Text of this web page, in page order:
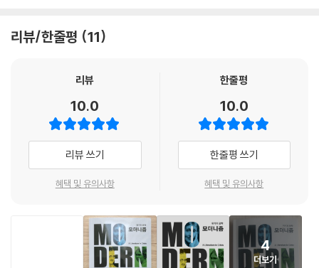
전통적 이성은 자발성을 억눌러 왔다. 이제는 악마적, 디오니소스적, 신비
현대 생활의 속도와 덧없음을 고려할 때, 사람들은 세계의 파편들이 사방
에서 쏟아져 내리지만, 그 파편들이 심층 의식 속에 쌓이지 않으면서 진정
한 경험 능력을 잃을 위험에 처해 있다. 이 능력이 사라지면, 전통적 의미의
예술가는 미래가 없다. 경험의 죽음은 예술의 종말을 예고한다.
나는 무엇에 대해서도 일관되게 생각하거나 말할 수 있는 능력을 완전히
잃어버렸다. 오히려 어떤 의견을 표현하기 위해 혀가 당연히 불러내야 하
- 존 샤드 (랭커스터대 교수)
리뷰/한줄평 11
리뷰
10.0
리뷰 쓰기
혜택 및 유의사항
한줄평
10.0
한줄평 쓰기
혜택 및 유의사항
4
더보기